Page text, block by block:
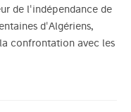
de l'indépendance de
d'Algériens,
confrontation avec les